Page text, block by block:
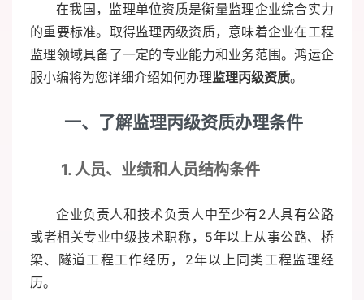
在我国，监理单位资质是衡量监理企业综合实力
的重要标准。取得监理丙级资质，意味着企业在工程
监理领域具备了一定的专业能力和业务范围。鸿运企
服小编将为您详细介绍如何办理监理丙级资质。
一、了解监理丙级资质办理条件
1. 人员、业绩和人员结构条件
企业负责人和技术负责人中至少有2人具有公路
或者相关专业中级技术职称，5年以上从事公路、桥
梁、隧道工程工作经历，2年以上同类工程监理经
历。